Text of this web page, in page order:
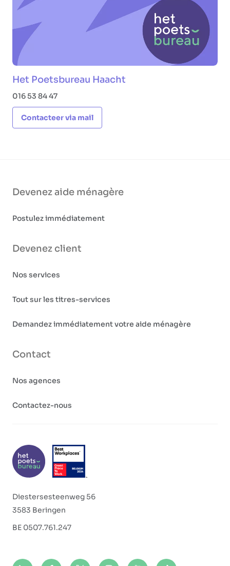
Het Poetsbureau Haacht
016 53 84 47
Contacteer via mail
Diestersesteenweg 56
3583 Beringen
BE 0507.761.247
Devenez aide ménagère
Postulez immédiatement
Devenez client
Nos services
Tout sur les titres-services
Demandez immédiatement votre aide ménagère
Contact
Nos agences
Contactez-nous